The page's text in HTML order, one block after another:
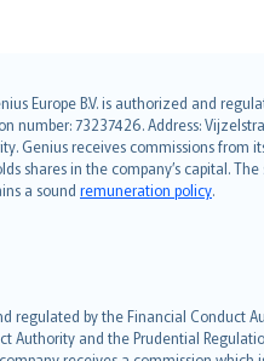
Europe B.V. is authorized and
73237426. Address:
Genius receives commissions
shares in the company’s capital.
a sound remuneration policy.
regulated by the Financial Conduct
Authority and the Prudential